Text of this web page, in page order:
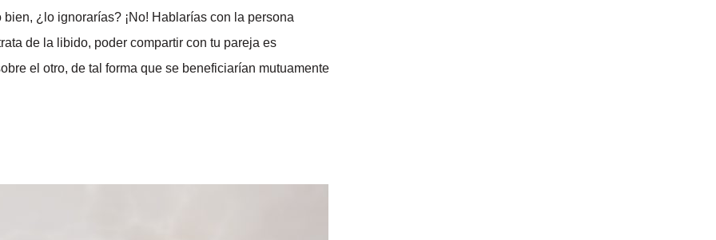
¿lo ignorarías? ¡No! Hablarías con la persona
de la libido, poder compartir con tu pareja es
el otro, de tal forma que se beneficiarían mutuamente